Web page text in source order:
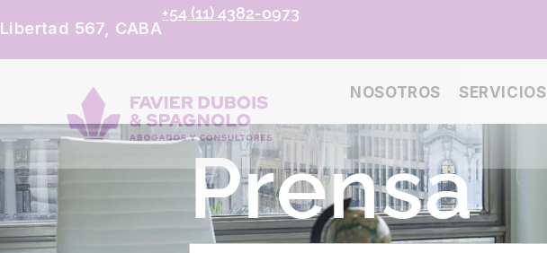
Libertad 567, CABA
+54 (11) 4382-0973
NOSOTROS SERVICIOS
Prensa